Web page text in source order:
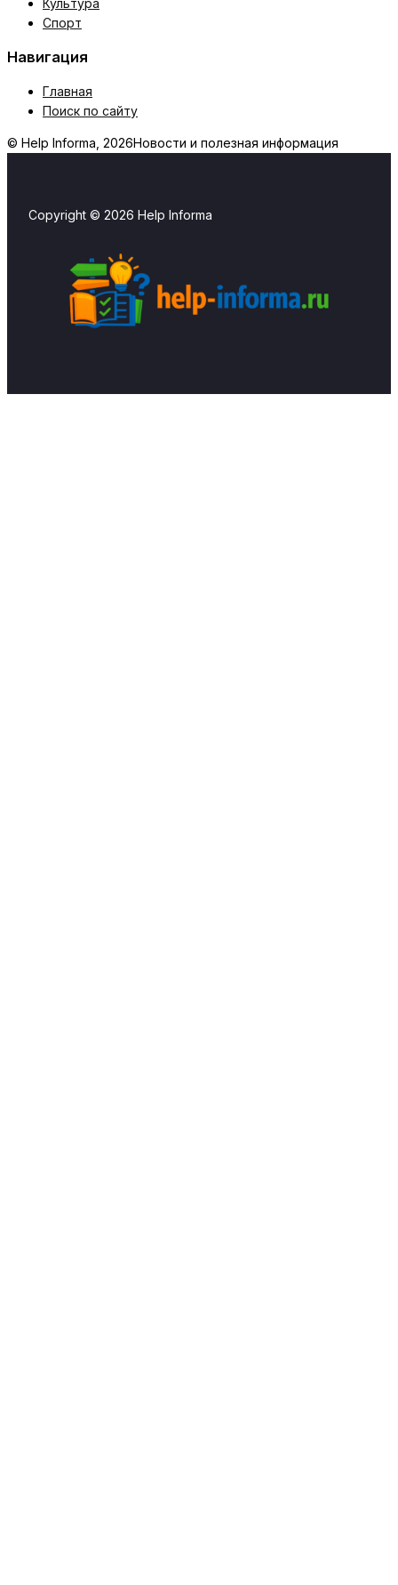
Спорт
Навигация
Главная
Поиск по сайту
© Help Informa, 2026Новости и полезная информация
Copyright © 2026 Help Informa